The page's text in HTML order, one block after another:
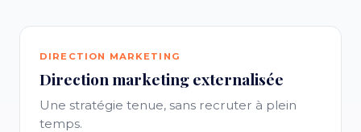
DIRECTION MARKETING
Direction marketing externalisée
Une stratégie tenue, sans recruter à plein
temps.